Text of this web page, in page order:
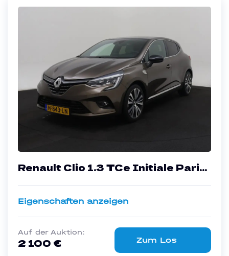
Renault Clio 1.3 TCe Initiale Paris
71.940 km
Eigenschaften anzeigen
Auf der Auktion:
2 100 € Zum Los